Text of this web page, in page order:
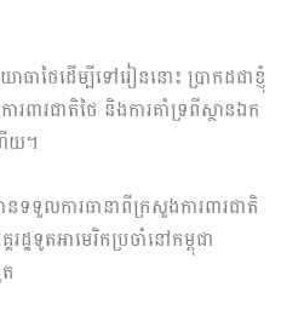
ធាថៃដើម្បីទៅរៀននោះ ប្រាកដជាខ្ញុំ
ពារជាតិថៃ និងការគាំទ្រពីស្ថានឯក
ើយ។
ទទួលការធានាពីក្រសួងការពារជាតិ
ដ្ឋទូតអាមេរិកប្រចាំនៅកម្ពុជា